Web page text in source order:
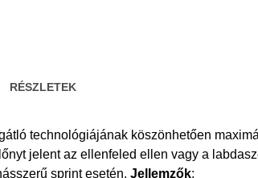
RÉSZLETEK
technológiájának köszönhetően
jelent az ellenfeled ellen vagy a
sprint esetén. Jellemzők: